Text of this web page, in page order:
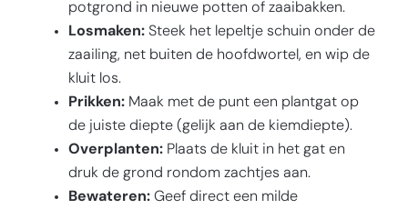
potgrond in nieuwe potten of zaaibakken.
Losmaken:Steek het lepeltje schuin onder de
zaailing, net buiten de hoofdwortel, en wip de
kluit los.
Prikken:Maak met de punt een plantgat op
de juiste diepte (gelijk aan de kiemdiepte).
Overplanten:Plaats de kluit in het gat en
druk de grond rondom zachtjes aan.
Bewateren:Geef direct een milde